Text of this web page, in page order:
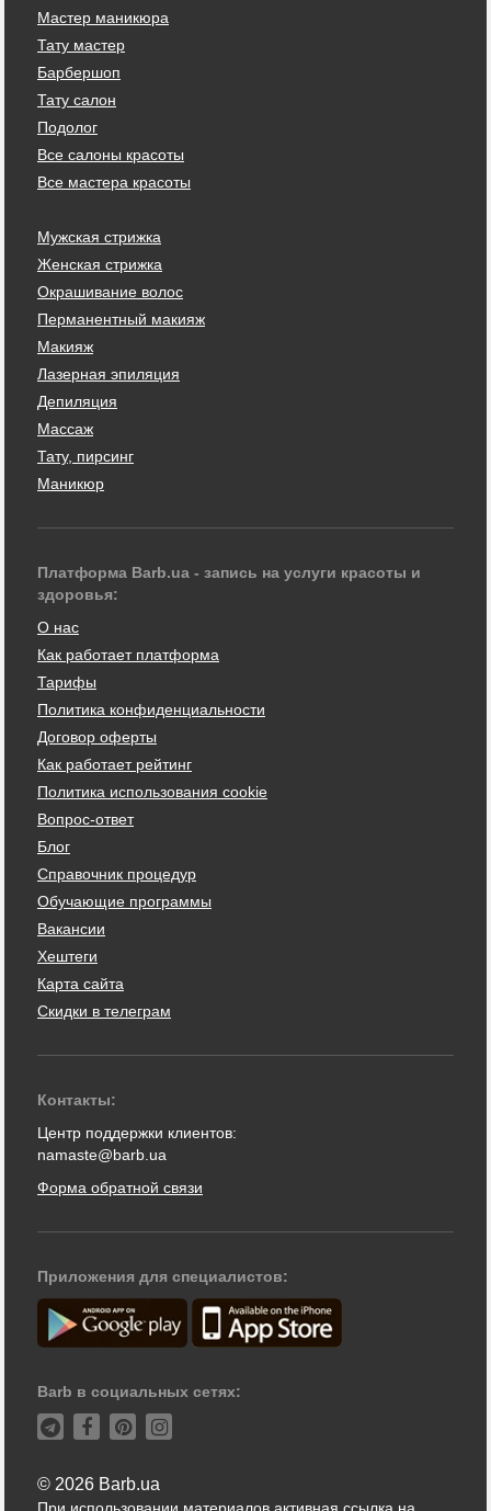
Мастер маникюра
Тату мастер
Барбершоп
Тату салон
Подолог
Все салоны красоты
Все мастера красоты
Мужская стрижка
Женская стрижка
Окрашивание волос
Перманентный макияж
Макияж
Лазерная эпиляция
Депиляция
Массаж
Тату, пирсинг
Маникюр
Платформа Barb.ua - запись на услуги красоты и
здоровья:
О нас
Как работает платформа
Тарифы
Политика конфиденциальности
Договор оферты
Как работает рейтинг
Политика использования cookie
Вопрос-ответ
Блог
Справочник процедур
Обучающие программы
Вакансии
Хештеги
Карта сайта
Скидки в телеграм
Контакты:
Центр поддержки клиентов:
namaste@barb.ua
Форма обратной связи
Приложения для специалистов:
Barb в социальных сетях:
© 2026 Barb.ua
При использовании материалов активная ссылка на